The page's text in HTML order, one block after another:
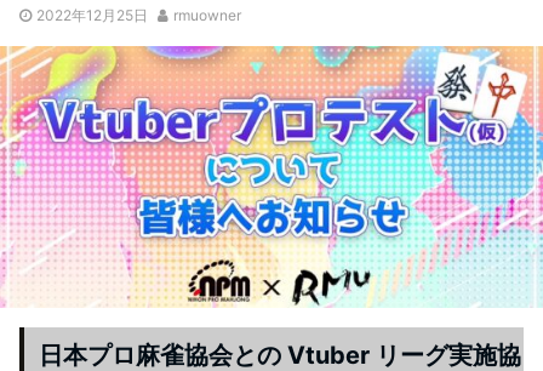
2022年12月25日 rmuowner
日本プロ麻雀協会との Vtuber リーグ実施協